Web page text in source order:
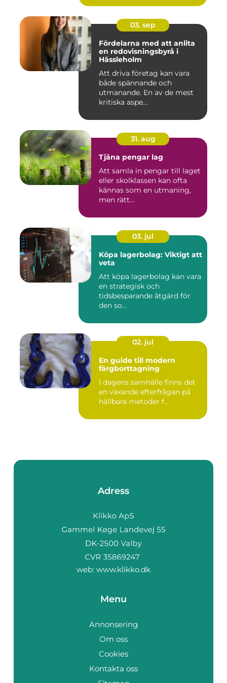
03. sep
Fördelarna med att anlita
en redovisningsbyrå i
Hässleholm
Att driva företag kan vara
både spännande och
utmanande. En av de mest
kritiska aspe...
31. aug
Tjäna pengar lag
Att samla in pengar till laget
eller skolklassen kan ofta
kännas som en utmaning,
men rätt...
03. jul
Köpa lagerbolag: Viktigt att
veta
Att köpa lagerbolag kan vara
en strategisk och
tidsbesparande åtgärd för
den so...
02. jul
En guide till modern
färgborttagning
I dagens samhälle finns det
en växande efterfrågan på
hållbara metoder f...
Adress
web: www.klikko.dk
Menu
Annonsering
Om oss
Cookies
Kontakta oss